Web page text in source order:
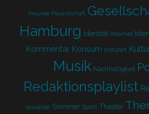
Freunde Freundschaft
Hamburg Identität Internet
Kommentar Konsum Konzert
Musik Nachhaltigkeit
Redaktionsplaylist
Sexualität Sommer Sport Theater